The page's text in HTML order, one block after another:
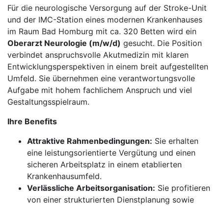
Für die neurologische Versorgung auf der Stroke-Unit
und der IMC-Station eines modernen Krankenhauses
im Raum Bad Homburg mit ca. 320 Betten wird ein
Oberarzt Neurologie (m/w/d) gesucht. Die Position
verbindet anspruchsvolle Akutmedizin mit klaren
Entwicklungsperspektiven in einem breit aufgestellten
Umfeld. Sie übernehmen eine verantwortungsvolle
Aufgabe mit hohem fachlichem Anspruch und viel
Gestaltungsspielraum.
Ihre Benefits
Attraktive Rahmenbedingungen: Sie erhalten
eine leistungsorientierte Vergütung und einen
sicheren Arbeitsplatz in einem etablierten
Krankenhausumfeld.
Verlässliche Arbeitsorganisation: Sie profitieren
von einer strukturierten Dienstplanung sowie